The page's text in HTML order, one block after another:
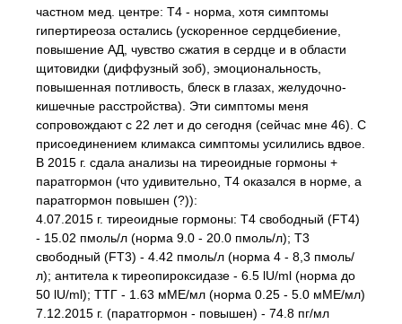
частном мед. центре: Т4 - норма, хотя симптомы
гипертиреоза остались (ускоренное сердцебиение,
повышение АД, чувство сжатия в сердце и в области
щитовидки (диффузный зоб), эмоциональность,
повышенная потливость, блеск в глазах, желудочно-
кишечные расстройства). Эти симптомы меня
сопровождают с 22 лет и до сегодня (сейчас мне 46). С
присоединением климакса симптомы усилились вдвое.
В 2015 г. сдала анализы на тиреоидные гормоны +
паратгормон (что удивительно, Т4 оказался в норме, а
паратгормон повышен (?)):
4.07.2015 г. тиреоидные гормоны: Т4 свободный (FT4)
- 15.02 пмоль/л (норма 9.0 - 20.0 пмоль/л); Т3
свободный (FT3) - 4.42 пмоль/л (норма 4 - 8,3 пмоль/
л); антитела к тиреопироксидазе - 6.5 lU/ml (норма до
50 lU/ml); ТТГ - 1.63 мМЕ/мл (норма 0.25 - 5.0 мМЕ/мл)
7.12.2015 г. (паратгормон - повышен) - 74.8 пг/мл